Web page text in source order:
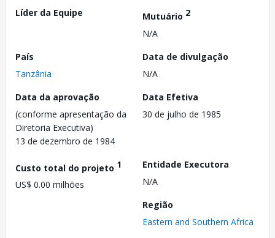
Líder da Equipe
Mutuário 2
N/A
País
Tanzânia
Data de divulgação
N/A
Data da aprovação
(conforme apresentação da
Diretoria Executiva)
13 de dezembro de 1984
Data Efetiva
30 de julho de 1985
Custo total do projeto 1
US$ 0.00 milhões
Entidade Executora
N/A
Região
Eastern and Southern Africa